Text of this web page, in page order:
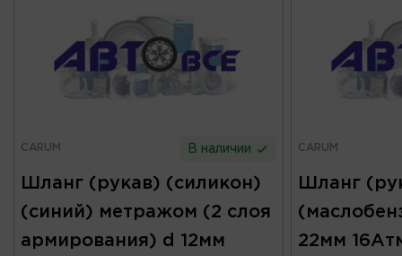
CARUM В наличии
Шланг (рукав) (силикон)
(синий) метражом (2 слоя
армирования) d 12мм
CARUM
Шланг
22мм